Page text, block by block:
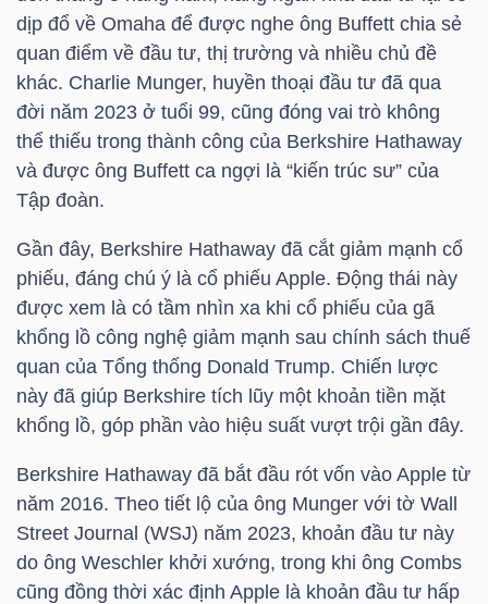
dịp đổ về Omaha để được nghe ông Buffett chia sẻ
quan điểm về đầu tư, thị trường và nhiều chủ đề
khác. Charlie Munger, huyền thoại đầu tư đã qua
đời năm 2023 ở tuổi 99, cũng đóng vai trò không
thể thiếu trong thành công của Berkshire Hathaway
và được ông Buffett ca ngợi là “kiến trúc sư” của
Tập đoàn.
Gần đây, Berkshire Hathaway đã cắt giảm mạnh cổ
phiếu, đáng chú ý là cổ phiếu Apple. Động thái này
được xem là có tầm nhìn xa khi cổ phiếu của gã
khổng lồ công nghệ giảm mạnh sau chính sách thuế
quan của Tổng thống Donald Trump. Chiến lược
này đã giúp Berkshire tích lũy một khoản tiền mặt
khổng lồ, góp phần vào hiệu suất vượt trội gần đây.
Berkshire Hathaway đã bắt đầu rót vốn vào Apple từ
năm 2016. Theo tiết lộ của ông Munger với tờ Wall
Street Journal (WSJ) năm 2023, khoản đầu tư này
do ông Weschler khởi xướng, trong khi ông Combs
cũng đồng thời xác định Apple là khoản đầu tư hấp
TIÊU
DÙNG
THIẾT
CHĂM
SÓC
SỨC
TÀI